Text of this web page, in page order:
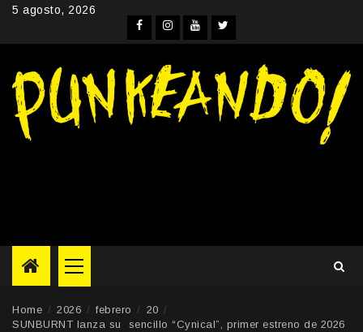
Skip5 agosto, 2026
Facebook
Instagram
YouTube
Twitter
Primary
Menu
Home 2026 febrero
20
SUNBURNT lanza su sencillo “Cynical”, primer estreno de 2026